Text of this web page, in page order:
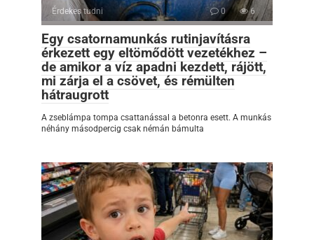
Érdekes tudni 0 6
Egy csatornamunkás rutinjavításra
érkezett egy eltömődött vezetékhez –
de amikor a víz apadni kezdett, rájött,
mi zárja el a csövet, és rémülten
hátraugrott
A zseblámpa tompa csattanással a betonra esett. A munkás
néhány másodpercig csak némán bámulta